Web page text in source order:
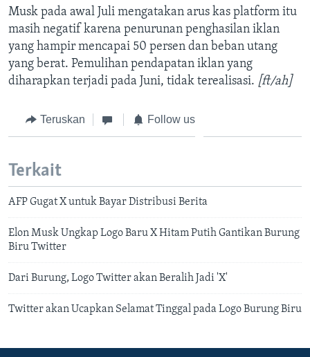
Musk pada awal Juli mengatakan arus kas platform itu
masih negatif karena penurunan penghasilan iklan
yang hampir mencapai 50 persen dan beban utang
yang berat. Pemulihan pendapatan iklan yang
diharapkan terjadi pada Juni, tidak terealisasi. [ft/ah]
Teruskan Follow us
Terkait
AFP Gugat X untuk Bayar Distribusi Berita
Elon Musk Ungkap Logo Baru X Hitam Putih Gantikan Burung
Biru Twitter
Dari Burung, Logo Twitter akan Beralih Jadi 'X'
Twitter akan Ucapkan Selamat Tinggal pada Logo Burung Biru